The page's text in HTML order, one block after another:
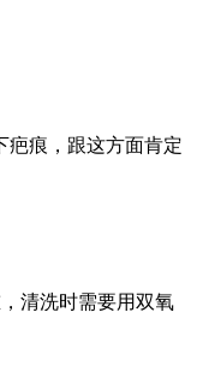
疤痕，跟这方面肯定
清洗时需要用双氧